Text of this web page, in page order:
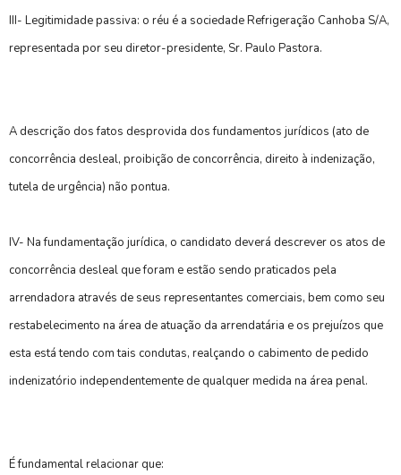
III- Legitimidade passiva: o réu é a sociedade Refrigeração Canhoba S/A,
representada por seu diretor-presidente, Sr. Paulo Pastora.
A descrição dos fatos desprovida dos fundamentos jurídicos (ato de
concorrência desleal, proibição de concorrência, direito à indenização,
tutela de urgência) não pontua.
IV- Na fundamentação jurídica, o candidato deverá descrever os atos de
concorrência desleal que foram e estão sendo praticados pela
arrendadora através de seus representantes comerciais, bem como seu
restabelecimento na área de atuação da arrendatária e os prejuízos que
esta está tendo com tais condutas, realçando o cabimento de pedido
indenizatório independentemente de qualquer medida na área penal.
É fundamental relacionar que: